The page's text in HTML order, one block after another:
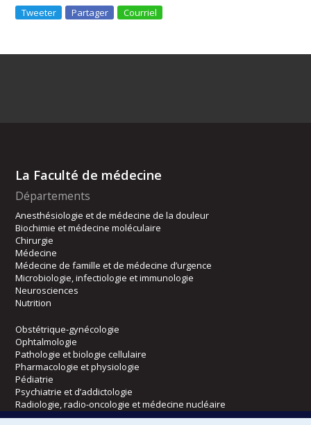
Tweeter Partager Courriel
La Faculté de médecine
Départements
Anesthésiologie et de médecine de la douleur
Biochimie et médecine moléculaire
Chirurgie
Médecine
Médecine de famille et de médecine d’urgence
Microbiologie, infectiologie et immunologie
Neurosciences
Nutrition
Obstétrique-gynécologie
Ophtalmologie
Pathologie et biologie cellulaire
Pharmacologie et physiologie
Pédiatrie
Psychiatrie et d’addictologie
Radiologie, radio-oncologie et médecine nucléaire